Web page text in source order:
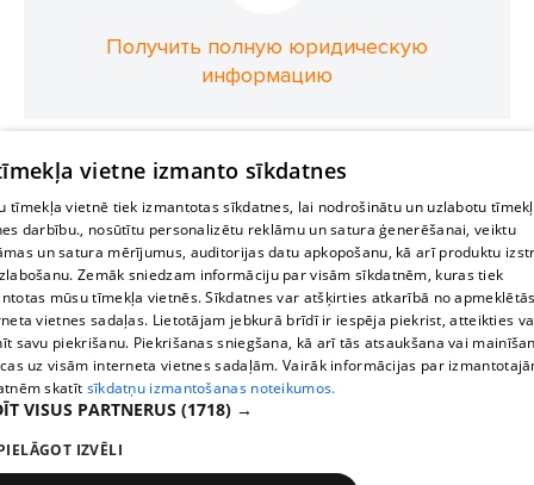
Получить полную юридическую
информацию
vietne izmanto sīkdatnes
tīmekļa vietnē tiek izmantotas sīkdatnes, lai nodrošinātu un uzlabotu
darbību., nosūtītu personalizētu reklāmu un satura ģenerēšanai, veiktu
un satura mērījumus, auditorijas datu apkopošanu, kā arī produktu
Zemāk sniedzam informāciju par visām sīkdatnēm, kuras tiek
mūsu tīmekļa vietnēs. Sīkdatnes var atšķirties atkarībā no
vietnes sadaļas. Lietotājam jebkurā brīdī ir iespēja piekrist, atteikties
savu piekrišanu. Piekrišanas sniegšana, kā arī tās atsaukšana vai
uz visām interneta vietnes sadaļām. Vairāk informācijas par
skatīt sīkdatņu izmantošanas noteikumos.
VISUS PARTNERUS (1718) →
IZVĒLI